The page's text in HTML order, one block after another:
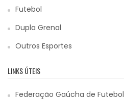
Futebol
Dupla Grenal
Outros Esportes
LINKS ÚTEIS
Federação Gaúcha de Futebol